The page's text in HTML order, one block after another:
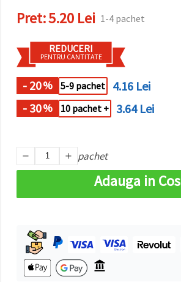
clic pe
"acceptati
indicați
preferințele
selectând
un tip de
cookie -uri
Аcceptati
Pret:5.20 Lei 1-4 pachet
REDUCERI
PENTRU CANTITATE
- 20% 5-9 pachet
4.16 Lei
- 30% 10 pachet + 3.64 Lei
pachet
Adauga in Cos